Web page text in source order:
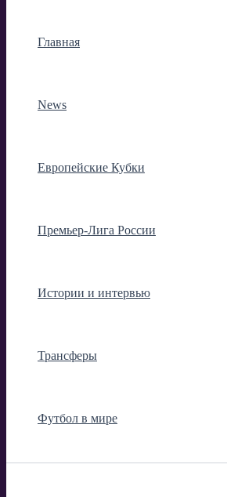
Главная
News
Европейские Кубки
Премьер-Лига России
Истории и интервью
Трансферы
Футбол в мире